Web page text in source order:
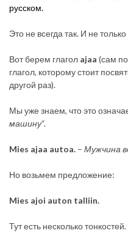
русском.
Это не всегда так. И не
Вот берем глагол ajaa (сам
глагол, которому стоит
другой раз).
Мы уже знаем, что это
машину“.
Mies ajaa autoa. – Мужчина
Но возьмем предложение:
Mies ajoi auton talliin.
Тут есть несколько тонкостей.